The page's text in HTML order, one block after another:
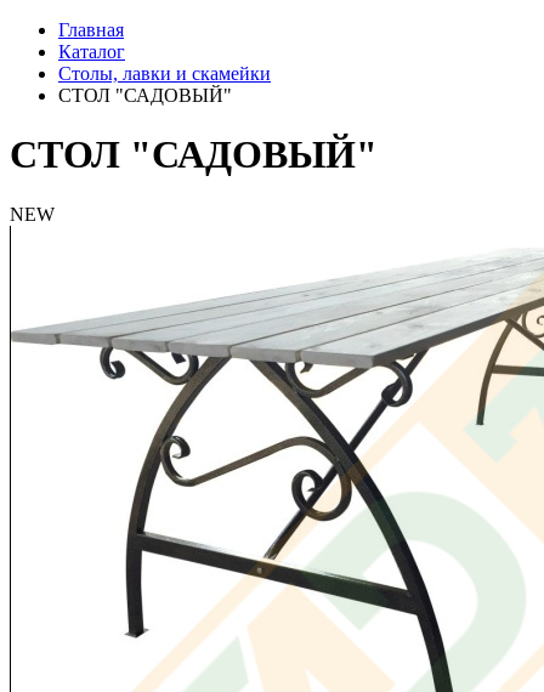
Главная
Каталог
Столы, лавки и скамейки
СТОЛ "САДОВЫЙ"
СТОЛ "САДОВЫЙ"
NEW